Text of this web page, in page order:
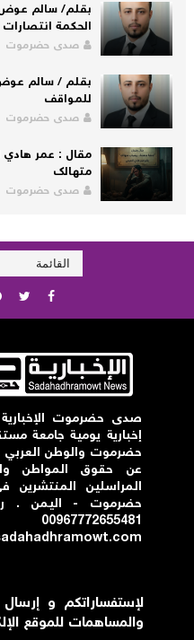
بقلم/ سالم عوض
الحكمة انتصارات
صدى حضرموت
بقلم / سالم عوض
للمواقف
صدى حضرموت
مقال : عمر هادي
متهالك
صدى حضرموت
صدى حضرموت الإخبارية :
إخبارية يومية جامعة
حضرموت والوطن العربي
عن حقوق المواطن
المراسلين المنتشرين
حضرموت - اليمن .
00967772655481
لإستفساراتكم و إرسال
والمساهمات للموقع